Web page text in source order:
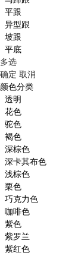
平跟
异型跟
坡跟
平底
多选
确定 取消
颜色分类
透明
花色
驼色
褐色
深棕色
深卡其布色
浅棕色
栗色
巧克力色
咖啡色
紫色
紫罗兰
紫红色